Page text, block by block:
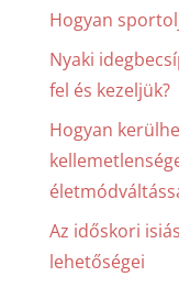
Hogyan
Nyaki
fel és kezeljük?
Hogyan
Az időskori
lehetőségei